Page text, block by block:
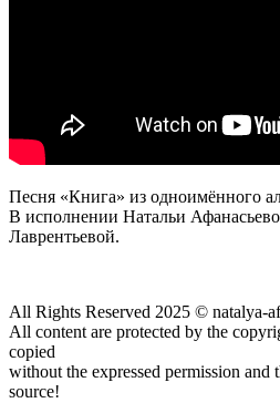
Песня «Книга» из одноимённого
В исполнении Натальи
Лаврентьевой.
All Rights Reserved 2025 © natalya-
All content are protected by the
copied
without the expressed permission and
source!